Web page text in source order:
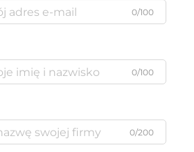
0/100
0/100
0/200